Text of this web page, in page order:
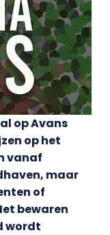
op Avans
op het
vanaf
maar
of
bewaren
wordt